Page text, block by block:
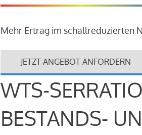
Mehr Ertrag im schallreduzierten
JETZT ANGEBOT ANFORDERN
WTS-
BESTANDS-